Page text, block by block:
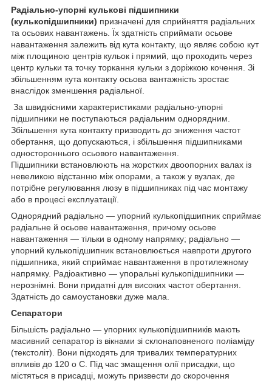
Радіально-упорні кулькові підшипники
(кулькопідшипники) призначені для сприйняття радіальних
та осьових навантажень. Їх здатність сприймати осьове
навантаження залежить від кута контакту, що являє собою кут
між площиною центрів кульок і прямий, що проходить через
центр кульки та точку торкання кульки з доріжкою кочення. Зі
збільшенням кута контакту осьова вантажність зростає
внаслідок зменшення радіальної.
За швидкісними характеристиками радіально-упорні
підшипники не поступаються радіальним однорядним.
Збільшення кута контакту призводить до зниження частот
обертання, що допускаються, і збільшення підшипниками
одностороннього осьового навантаження.
Підшипники встановлюють на жорстких двоопорних валах із
невеликою відстанню між опорами, а також у вузлах, де
потрібне регулювання люзу в підшипниках під час монтажу
або в процесі експлуатації.
Однорядний радіально — упорний кулькопідшипник сприймає
радіальне й осьове навантаження, причому осьове
навантаження — тільки в одному напрямку; радіально —
упорний кулькопідшипник встановлюється навпроти другого
підшипника, який сприймає навантаження в протилежному
напрямку. Радіоактивно — упоральні кулькопідшипники —
нерознімні. Вони придатні для високих частот обертання.
Здатність до самоустановки дуже мала.
Сепаратори
Більшість радіально — упорних кулькопідшипників мають
масивний сепаратор із вікнами зі склонаповненого поліаміду
(текстоліт). Вони підходять для тривалих температурних
впливів до 120 о С. Під час змащення олії присадки, що
містяться в присадці, можуть призвести до скорочення